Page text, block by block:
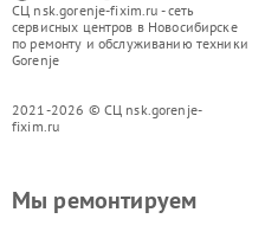
СЦ nsk.gorenje-fixim.ru - сеть
сервисных центров в Новосибирске
по ремонту и обслуживанию техники
Gorenje
2021-2026 © СЦ nsk.gorenje-
fixim.ru
Мы ремонтируем